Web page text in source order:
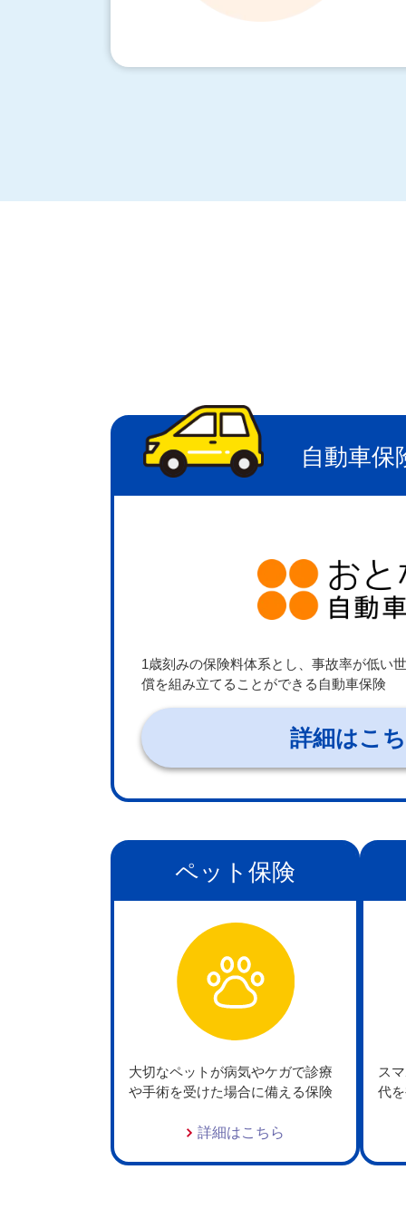
自動車保
1歳刻みの保険料体系とし、事故率が低い
償を組み立てることができる自動車保険
詳細はこ
ペット保険
大切なペットが病気やケガで診療
や手術を受けた場合に備える保険
詳細はこちら
ス
代